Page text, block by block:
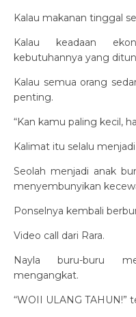
Kalau makanan tinggal
Kalau keadaan
kebutuhannya yang
Kalau semua orang
penting.
“Kan kamu paling kecil,
Kalimat itu selalu menjadi
Seolah menjadi anak
menyembunyikan
Ponselnya kembali
Video call dari Rara.
Nayla buru-buru
mengangkat.
“WOII ULANG TAHUN!”